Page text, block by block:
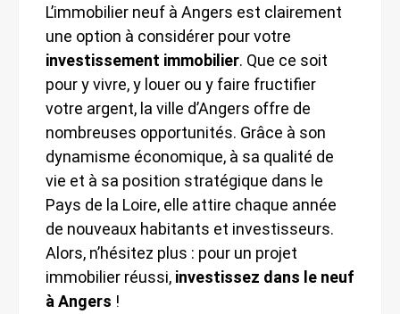
L’immobilier neuf à Angers est clairement
une option à considérer pour votre
investissement immobilier. Que ce soit
pour y vivre, y louer ou y faire fructifier
votre argent, la ville d’Angers offre de
nombreuses opportunités. Grâce à son
dynamisme économique, à sa qualité de
vie et à sa position stratégique dans le
Pays de la Loire, elle attire chaque année
de nouveaux habitants et investisseurs.
Alors, n’hésitez plus : pour un projet
immobilier réussi, investissez dans le neuf
à Angers !